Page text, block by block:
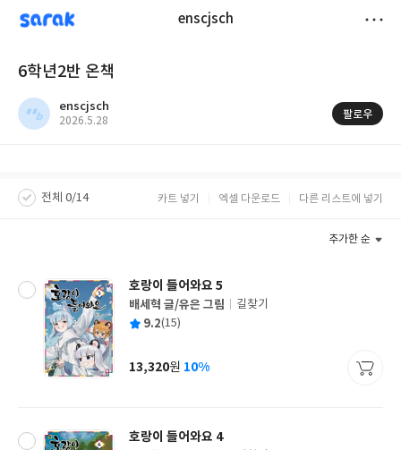
sarak enscjsch
6학년2반 온책
enscjsch
작
2026.5.28
팔로우
전체 0/14 카트 넣기 엑셀 다운로드 다른 리스트에 넣기
추가한 순
호랑이 들어와요 5
글
쓴
배세혁 글/유은 그림
출
사
길찾기
평 9.2(15)
가
13,320원 10%
호랑이 들어와요 4